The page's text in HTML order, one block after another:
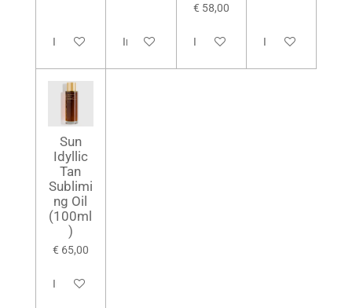
In winkelwagenIn winkelwagen
€ 58,00
In winkelwagenIn winkelwagen
Sun
Idyllic
Tan
Sublimi
ng Oil
(100ml
)
€ 65,00
In winkelwagen